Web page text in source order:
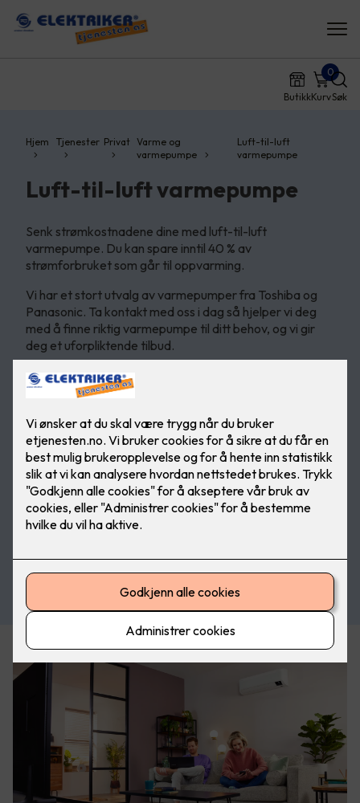
ButikkKurv
0
Søk
Hjem Tjenester Privat Varme og
varmepumpe
Luft-til-luft
varmepumpe
Luft-til-luft varmepumpe
Senk strømkostnadene dine med luft-til-luft
varmepumpe. Du kan spare inntil 40 % av
strømforbruket som går til oppvarming.
Vi har et stort utvalg av varmepumper fra Toshiba og
Panasonic. Ta kontakt med oss i dag så hjelper vi deg
med å finne riktig varmepumpe til ditt behov, og vi gir
deg et uforpliktende tilbud.